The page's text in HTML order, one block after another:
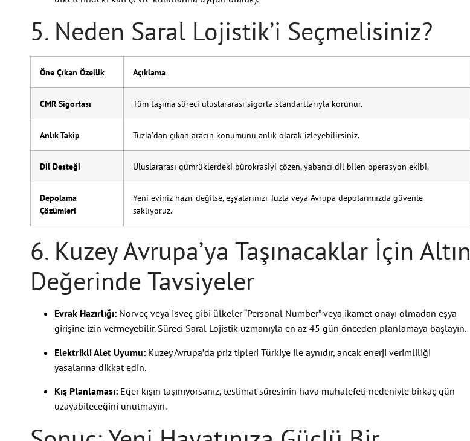
5. Neden Saral Lojistik’i Seçmelisiniz?
Öne Çıkan Özellik Açıklama
CMR Sigortası Tüm taşıma süreci uluslararası sigorta standartlarıyla korunur.
Anlık Takip Tuzla’dan çıkan aracın konumunu anlık olarak izleyebilirsiniz.
Dil Desteği Uluslararası gümrüklerdeki bürokrasiyi çözen, yabancı dil bilen operasyon ekibi.
Depolama
Çözümleri
Yeni eviniz hazır değilse, eşyalarınızı Tuzla veya Avrupa depolarımızda güvenle
saklıyoruz.
6. Kuzey Avrupa’ya Taşınacaklar İçin Altın
Değerinde Tavsiyeler
Evrak Hazırlığı: Norveç veya İsveç gibi ülkeler “Personal Number” veya ikamet onayı olmadan eşya
girişine izin vermeyebilir. Süreci Saral Lojistik uzmanıyla en az 45 gün önceden planlamaya başlayın.
Elektrikli Alet Uyumu: Kuzey Avrupa’da priz tipleri Türkiye ile aynıdır, ancak enerji verimliliği
yasalarına dikkat edin.
Kış Planlaması: Eğer kışın taşınıyorsanız, teslimat süresinin hava muhalefeti nedeniyle birkaç gün
uzayabileceğini unutmayın.